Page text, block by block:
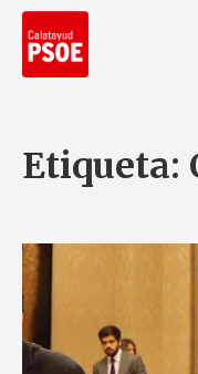
Etiqueta: